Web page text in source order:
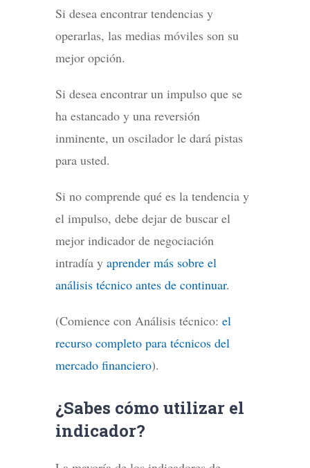
Si desea encontrar tendencias y
operarlas, las medias móviles son su
mejor opción.
Si desea encontrar un impulso que se
ha estancado y una reversión
inminente, un oscilador le dará pistas
para usted.
Si no comprende qué es la tendencia y
el impulso, debe dejar de buscar el
mejor indicador de negociación
intradía y aprender más sobre el
análisis técnico antes de continuar.
(Comience con Análisis técnico: el
recurso completo para técnicos del
mercado financiero).
¿Sabes cómo utilizar el
indicador?